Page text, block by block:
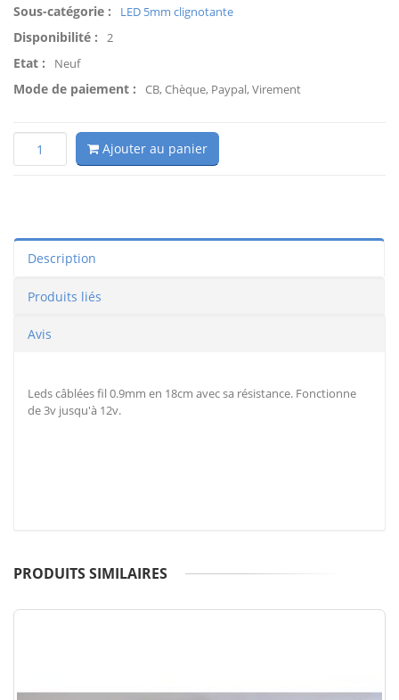
Sous-catégorie : LED 5mm clignotante
Disponibilité : 2
Etat : Neuf
Mode de paiement : CB, Chèque, Paypal, Virement
Ajouter au panier
Description
Produits liés
Avis
Leds câblées fil 0.9mm en 18cm avec sa résistance. Fonctionne
de 3v jusqu'à 12v.
PRODUITS SIMILAIRES